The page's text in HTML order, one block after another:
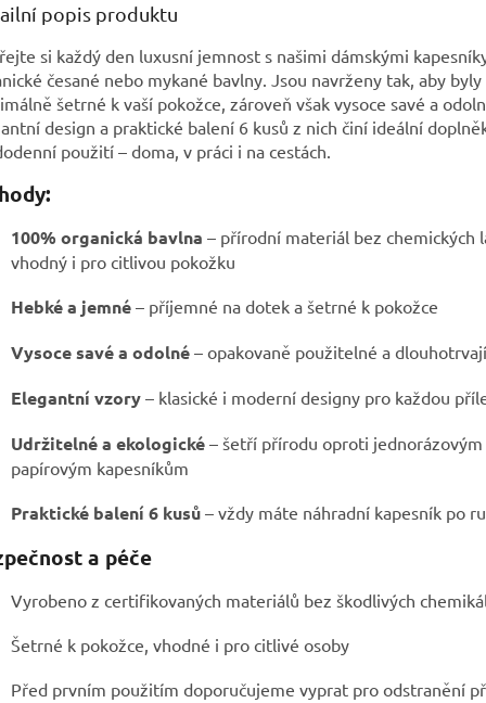
popis produktu
si každý den luxusní jemnost s našimi dámskými
česané nebo mykané bavlny. Jsou navrženy tak, aby byly
šetrné k vaší pokožce, zároveň však vysoce savé a
design a praktické balení 6 kusů z nich činí ideální
použití – doma, v práci i na cestách.
100% organická bavlna – přírodní materiál bez chemických
vhodný i pro citlivou pokožku
Hebké a jemné – příjemné na dotek a šetrné k pokožce
Vysoce savé a odolné – opakovaně použitelné a
Elegantní vzory – klasické i moderní designy pro každou
Udržitelné a ekologické – šetří přírodu oproti jednorázovým
papírovým kapesníkům
Praktické balení 6 kusů – vždy máte náhradní kapesník po
a péče
Vyrobeno z certifikovaných materiálů bez škodlivých
Šetrné k pokožce, vhodné i pro citlivé osoby
Před prvním použitím doporučujeme vyprat pro odstranění